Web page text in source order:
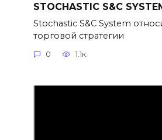
STOCHASTIC S&C
Stochastic S&C System
торговой стратегии
0 1.1к.